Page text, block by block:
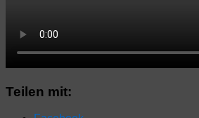
Teilen mit: